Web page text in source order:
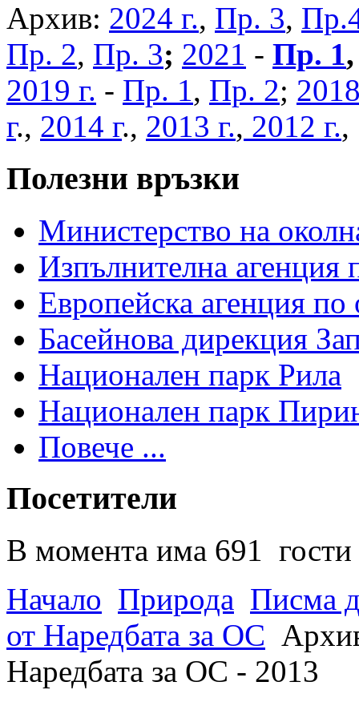
Архив: 2024 г., Пр. 3,
Пр. 2, Пр. 3; 2021 - Пр. 1
2019 г. - Пр. 1, Пр. 2;
г., 2014 г., 2013 г., 2012 г.
Полезни връзки
Министерство на
Изпълнителна агенция
Европейска агенция по
Басейнова дирекция
Национален парк Рила
Национален парк
Повече ...
Посетители
В момента има 691 гости
Начало Природа Писма
от Наредбата за ОС
Наредбата за ОС - 2013